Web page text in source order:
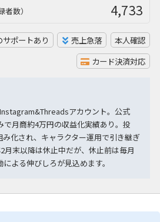
者数） 4,733
サポートあり 売上急落
本人確認
カード決済対応
アカウント。公式
で月商約4万円の収益化実績あり。投
化され、キャラクター運用で引き継ぎ
月末以降は休止中だが、休止前は毎月
よる伸びしろが見込めます。